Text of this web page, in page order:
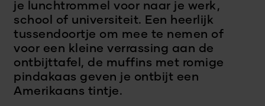
je lunchtrommel voor naar je werk,
school of universiteit. Een heerlijk
tussendoortje om mee te nemen of
voor een kleine verrassing aan de
ontbijttafel, de muffins met romige
pindakaas geven je ontbijt een
Amerikaans tintje.